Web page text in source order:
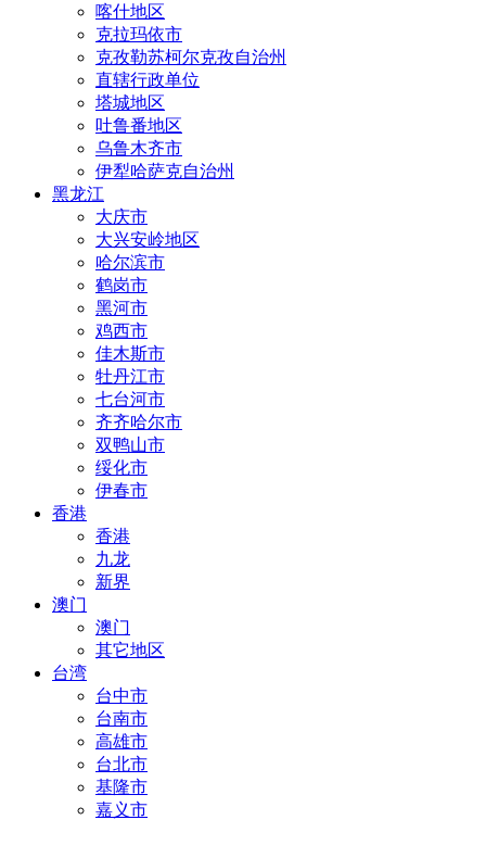
喀什地区
克拉玛依市
克孜勒苏柯尔克孜自治州
直辖行政单位
塔城地区
吐鲁番地区
乌鲁木齐市
伊犁哈萨克自治州
黑龙江
大庆市
大兴安岭地区
哈尔滨市
鹤岗市
黑河市
鸡西市
佳木斯市
牡丹江市
七台河市
齐齐哈尔市
双鸭山市
绥化市
伊春市
香港
香港
九龙
新界
澳门
澳门
其它地区
台湾
台中市
台南市
高雄市
台北市
基隆市
嘉义市